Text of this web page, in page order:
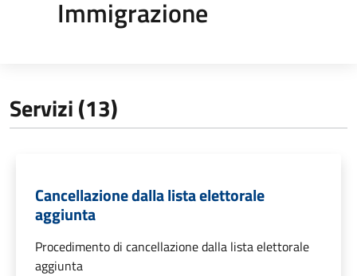
Immigrazione
Servizi (13)
Cancellazione dalla lista elettorale
aggiunta
Procedimento di cancellazione dalla lista elettorale
aggiunta